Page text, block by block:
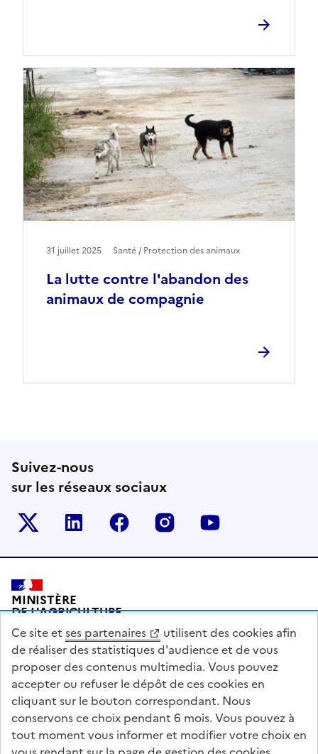
La lutte contre l'abandon des
animaux de compagnie
31 juillet 2025 Santé / Protection des animaux
Suivez-nous
sur les réseaux sociaux
Le ministère sur Twitter
Le ministère sur LinkedIn
Le ministère sur Facebook
Le ministère sur
Pied de page
MINISTÈRE
DE L'AGRICULTURE
DE L'AGRO-ALIMENTAIRE
ET DE LA SOUVERAINETÉ
ALIMENTAIRE
legifrance.gouv.fr
info.gouv.fr
Ce site et ses partenaires
utilisent des cookies afin
de réaliser des statistiques d'audience et de vous
proposer des contenus multimedia. Vous pouvez
accepter ou refuser le dépôt de ces cookies en
cliquant sur le bouton correspondant. Nous
conservons ce choix pendant 6 mois. Vous pouvez à
tout moment vous informer et modifier votre choix en